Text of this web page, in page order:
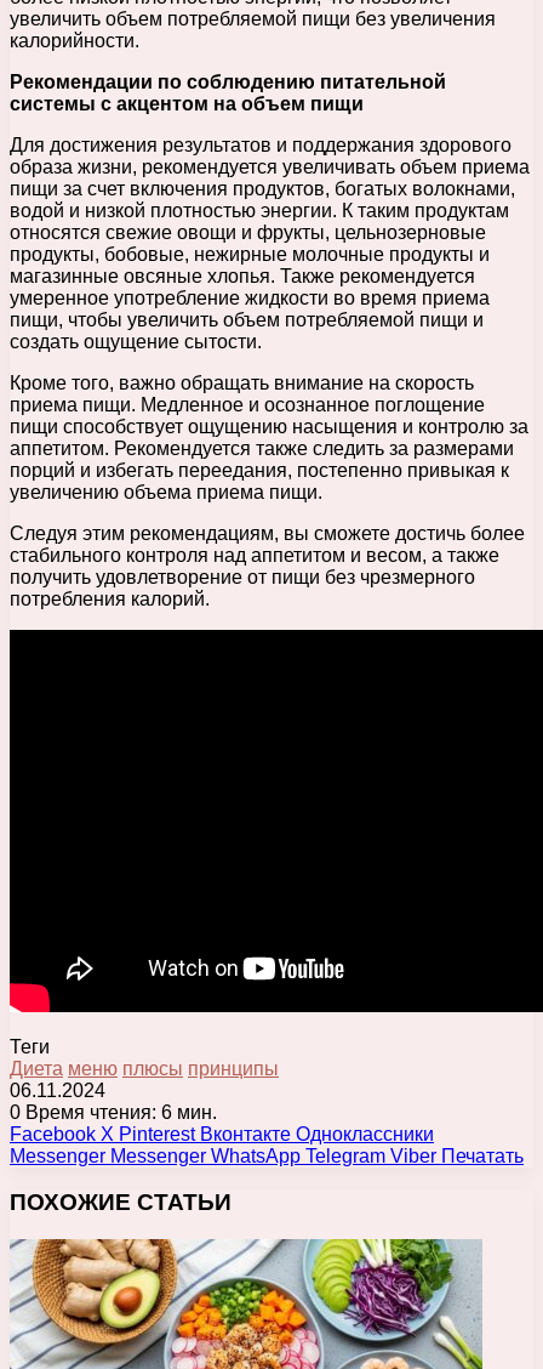
увеличить объем потребляемой пищи без увеличения
калорийности.
Рекомендации по соблюдению питательной
системы с акцентом на объем пищи
Для достижения результатов и поддержания здорового
образа жизни, рекомендуется увеличивать объем приема
пищи за счет включения продуктов, богатых волокнами,
водой и низкой плотностью энергии. К таким продуктам
относятся свежие овощи и фрукты, цельнозерновые
продукты, бобовые, нежирные молочные продукты и
магазинные овсяные хлопья. Также рекомендуется
умеренное употребление жидкости во время приема
пищи, чтобы увеличить объем потребляемой пищи и
создать ощущение сытости.
Кроме того, важно обращать внимание на скорость
приема пищи. Медленное и осознанное поглощение
пищи способствует ощущению насыщения и контролю за
аппетитом. Рекомендуется также следить за размерами
порций и избегать переедания, постепенно привыкая к
увеличению объема приема пищи.
Следуя этим рекомендациям, вы сможете достичь более
стабильного контроля над аппетитом и весом, а также
получить удовлетворение от пищи без чрезмерного
потребления калорий.
Теги
Диета меню плюсы принципы
06.11.2024
0 Время чтения: 6 мин.
Facebook X Pinterest Вконтакте Одноклассники
Messenger Messenger WhatsApp Telegram Viber Печатать
ПОХОЖИЕ СТАТЬИ